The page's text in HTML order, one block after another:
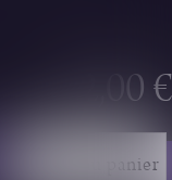
82,00 €
Ajouter au panier